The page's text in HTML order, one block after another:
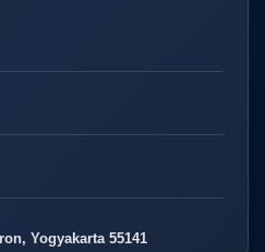
Yogyakarta 55141